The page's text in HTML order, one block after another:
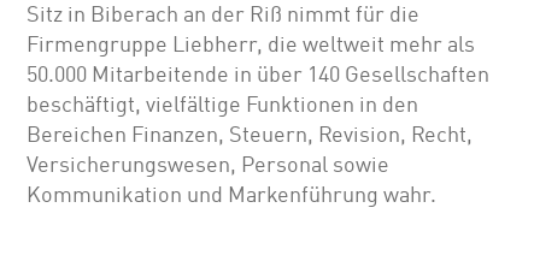
Sitz in Biberach an der Riß nimmt für die
Firmengruppe Liebherr, die weltweit mehr als
50.000 Mitarbeitende in über 140 Gesellschaften
beschäftigt, vielfältige Funktionen in den
Bereichen Finanzen, Steuern, Revision, Recht,
Versicherungswesen, Personal sowie
Kommunikation und Markenführung wahr.